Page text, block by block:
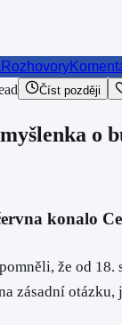
Rozhovory
Číst později
o
konalo
že od
zásadní